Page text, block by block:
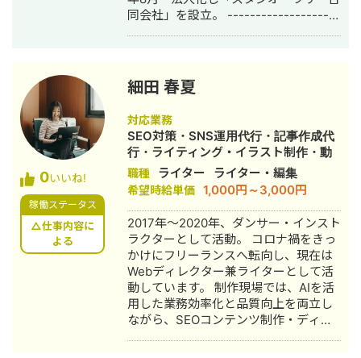
く、意図をすぐに汲み取ってもらえた
・デザインだけでなく、数値視点での
的 ■ポートフォリオ
https://fori.io/webdesign-kagoshima
※クライアント様との契約上の都合によ
り、掲載できるものに限ります。 「作
って終わり」ではなく、 成果が出るま
で伴走するWeb制作者としてご支援し
ます。 要件が固まっていない段階でも
問題ありません。 メール・DMにてお
気軽にご相談ください。
同会社」を設立。 --------------------
の運用から始め、通信や純広告の営業
等を経て、直近2021年秋頃まではweb
制作の営業とディレクターを5年程続け
ておりました。 2021年に脱サラして現
在までフリーで活動しておりました
が、2025年より1人法人として合同会
社化しました。 ホームページ制作にお
いて、エンドクライアントの業態は多
岐にわたり、「小～中規模」の制作案
件で多数の経験を積み重ねてまいりま
した。 フリーランスのクリエイターの
コネクションを使い、お客様のニーズ
に応えられる制作チームを以て、納品
までの制作ディレクションを丁寧かつ
迅速に進めてまいります。 「webデザ
インまで」「コーディングのみ」「サ
イト制作の営業」等、どのようなフェ
0いいね!
稼働ステータス
△仕事内容に
よる
細田 春夏
対応業務
SEO対策・SNS運用代行・記事作成代
行・ライティング・イラスト制作・動
画制作・動画編集・AI活用
職種 ライター ライター・編集
希望時給単価 1,000円～3,000円
2017年〜2020年、ダンサー・インスト
ラクターとして活動。 コロナ禍をきっ
かけにフリーランスへ転向し、現在は
Webディレクター兼ライターとして活
動しています。 制作現場では、AIを活
用した業務効率化と品質向上を両立し
ながら、SEOコンテンツ制作・ディレ